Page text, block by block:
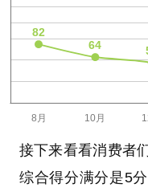
接下来看看消费者
综合得分满分是5